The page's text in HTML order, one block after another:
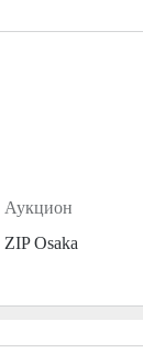
Аукцион
ZIP Osaka